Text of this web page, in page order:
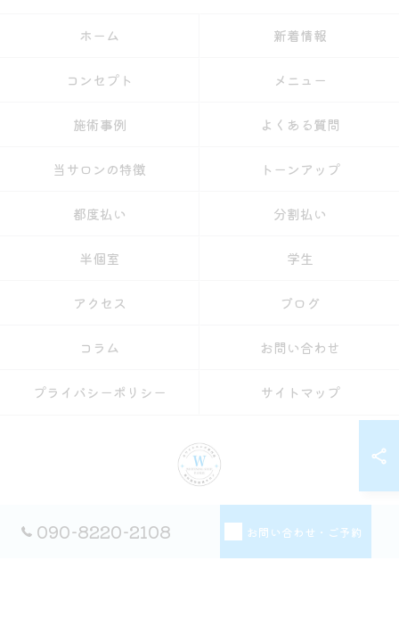
090-8220-2108 お問い合わせ・ご予約
ホーム 新着情報
コンセプト メニュー
施術事例 よくある質問
当サロンの特徴 トーンアップ
都度払い 分割払い
半個室 学生
アクセス ブログ
コラム お問い合わせ
プライバシーポリシー サイトマップ
© 2026 愛知県名古屋のセルフホワイトニングならホワイトニングショップ名古屋
店 ALL RIGHTS RESERVED.